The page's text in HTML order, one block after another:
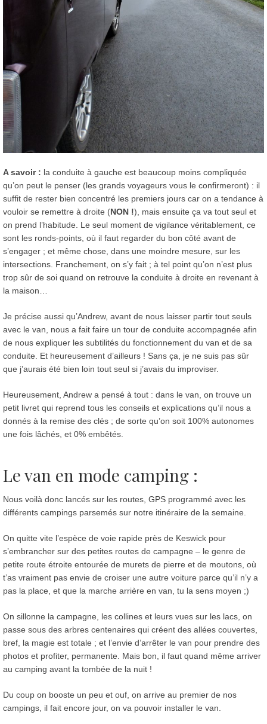
A savoir : la conduite à gauche est beaucoup moins compliquée
qu’on peut le penser (les grands voyageurs vous le confirmeront) : il
suffit de rester bien concentré les premiers jours car on a tendance à
vouloir se remettre à droite (NON !), mais ensuite ça va tout seul et
on prend l’habitude. Le seul moment de vigilance véritablement, ce
sont les ronds-points, où il faut regarder du bon côté avant de
s’engager ; et même chose, dans une moindre mesure, sur les
intersections. Franchement, on s’y fait ; à tel point qu’on n’est plus
trop sûr de soi quand on retrouve la conduite à droite en revenant à
la maison…
Je précise aussi qu’Andrew, avant de nous laisser partir tout seuls
avec le van, nous a fait faire un tour de conduite accompagnée afin
de nous expliquer les subtilités du fonctionnement du van et de sa
conduite. Et heureusement d’ailleurs ! Sans ça, je ne suis pas sûr
que j’aurais été bien loin tout seul si j’avais du improviser.
Heureusement, Andrew a pensé à tout : dans le van, on trouve un
petit livret qui reprend tous les conseils et explications qu’il nous a
donnés à la remise des clés ; de sorte qu’on soit 100% autonomes
une fois lâchés, et 0% embêtés.
Le van en mode camping :
Nous voilà donc lancés sur les routes, GPS programmé avec les
différents campings parsemés sur notre itinéraire de la semaine.
On quitte vite l’espèce de voie rapide près de Keswick pour
s’embrancher sur des petites routes de campagne – le genre de
petite route étroite entourée de murets de pierre et de moutons, où
t’as vraiment pas envie de croiser une autre voiture parce qu’il n’y a
pas la place, et que la marche arrière en van, tu la sens moyen ;)
On sillonne la campagne, les collines et leurs vues sur les lacs, on
passe sous des arbres centenaires qui créent des allées couvertes,
bref, la magie est totale ; et l’envie d’arrêter le van pour prendre des
photos et profiter, permanente. Mais bon, il faut quand même arriver
au camping avant la tombée de la nuit !
Du coup on booste un peu et ouf, on arrive au premier de nos
campings, il fait encore jour, on va pouvoir installer le van.